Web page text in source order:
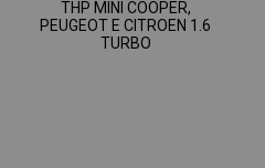
THP MINI COOPER,
PEUGEOT E CITROEN 1.6
TURBO